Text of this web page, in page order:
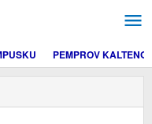
PEMPROV KALTENG